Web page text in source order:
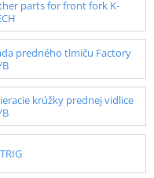
parts for front fork K-
predného tlmiču Factory
krúžky prednej vidlice